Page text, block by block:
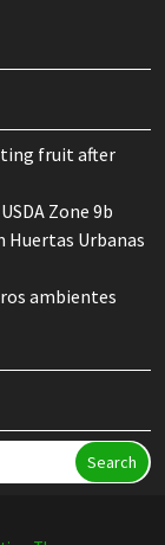
fruit after
Zone 9b
Urbanas
ambientes
Search